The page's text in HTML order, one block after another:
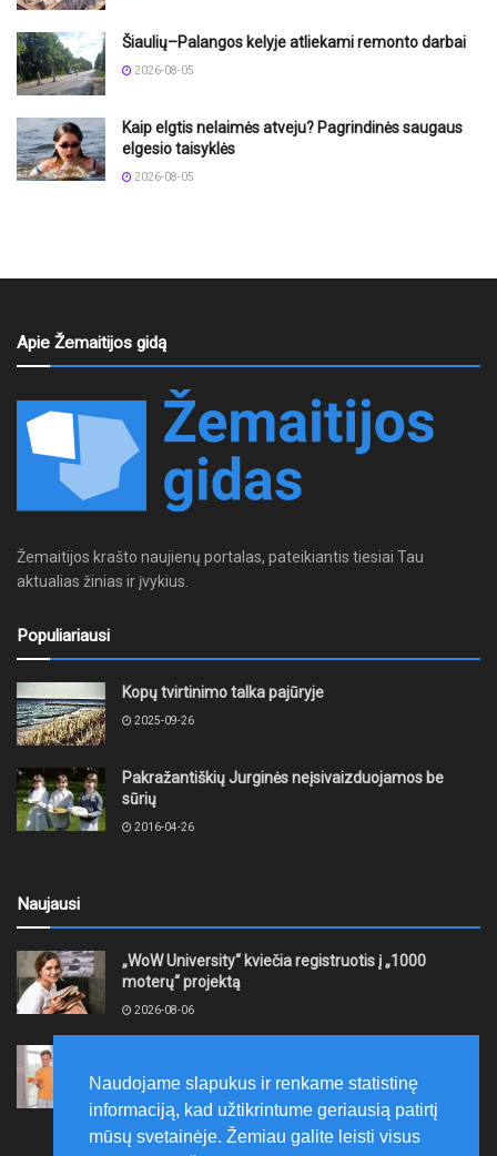
Šiaulių–Palangos kelyje atliekami remonto darbai
2026-08-05
Kaip elgtis nelaimės atveju? Pagrindinės saugaus
elgesio taisyklės
2026-08-05
Apie Žemaitijos gidą
Žemaitijos krašto naujienų portalas, pateikiantis tiesiai Tau
aktualias žinias ir įvykius.
Populiariausi
Kopų tvirtinimo talka pajūryje
2025-09-26
Pakražantiškių Jurginės neįsivaizduojamos be
sūrių
2016-04-26
Naujausi
„WoW University“ kviečia registruotis į „1000
moterų“ projektą
2026-08-06
neformaliojo mokinių sportinio ugdymo programas
2026-08-06
Naudojame slapukus ir renkame statistinę
informaciją, kad užtikrintume geriausią patirtį
mūsų svetainėje. Žemiau galite leisti visus